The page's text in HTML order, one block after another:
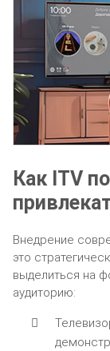
Как ITV
Внедрение
это
выделиться на
аудиторию: